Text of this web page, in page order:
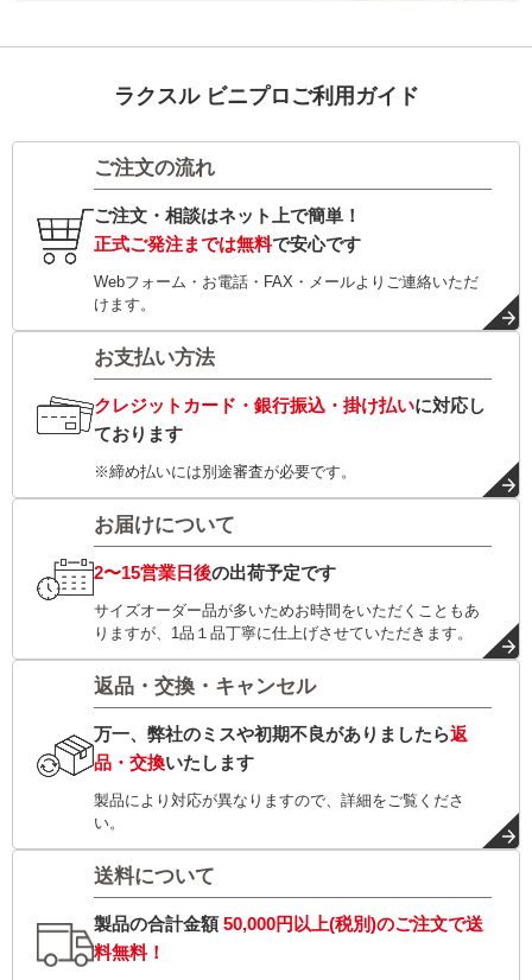
ラクスル ビニプロご利用ガイド
ご注文の流れ
ご注文・相談はネット上で簡単！
正式ご発注までは無料で安心です
Webフォーム・お電話・FAX・メールよりご連絡いただ
けます。
お支払い方法
クレジットカード・銀行振込・掛け払いに対応し
ております
※締め払いには別途審査が必要です。
お届けについて
2〜15営業日後の出荷予定です
サイズオーダー品が多いためお時間をいただくこともあ
りますが、1品１品丁寧に仕上げさせていただきます。
返品・交換・キャンセル
万一、弊社のミスや初期不良がありましたら返
品・交換いたします
製品により対応が異なりますので、詳細をご覧くださ
い。
送料について
製品の合計金額50,000円以上(税別)のご注文で送
料無料！